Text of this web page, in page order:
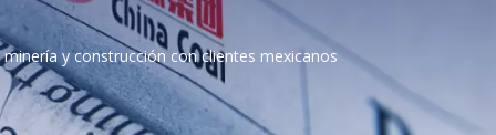
y construcción con clientes mexicanos